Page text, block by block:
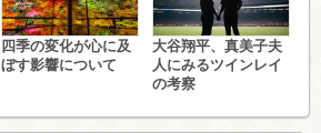
四季の変化が心に及
ぼす影響について
大谷翔平、真美子夫
人にみるツインレイ
の考察